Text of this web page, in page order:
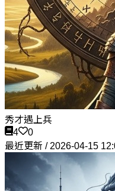
秀才遇上兵
4
0
最近更新 / 2026-04-15